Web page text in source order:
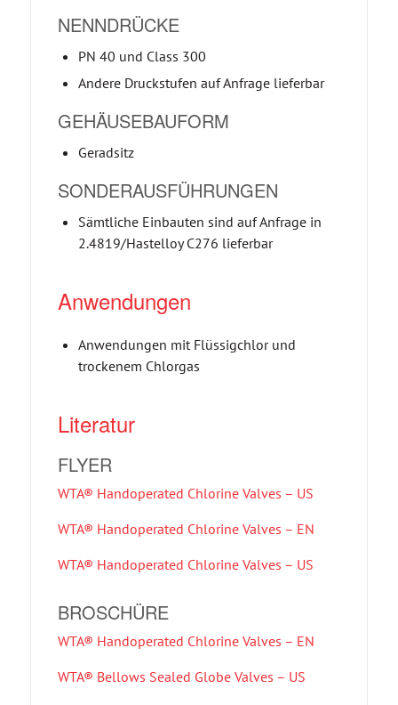
NENNDRÜCKE
PN 40 und Class 300
Andere Druckstufen auf Anfrage lieferbar
GEHÄUSEBAUFORM
Geradsitz
SONDERAUSFÜHRUNGEN
Sämtliche Einbauten sind auf Anfrage in
2.4819/Hastelloy C276 lieferbar
Anwendungen
Anwendungen mit Flüssigchlor und
trockenem Chlorgas
Literatur
FLYER
WTA® Handoperated Chlorine Valves – US
WTA® Handoperated Chlorine Valves – EN
WTA® Handoperated Chlorine Valves – US
BROSCHÜRE
WTA® Handoperated Chlorine Valves – EN
WTA® Bellows Sealed Globe Valves – US